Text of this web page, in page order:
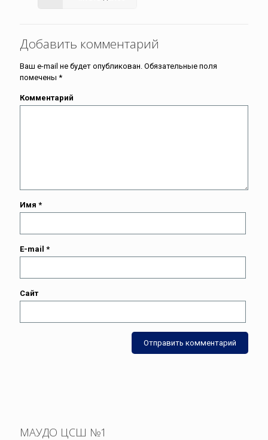
Добавить комментарий
Ваш e-mail не будет опубликован. Обязательные поля
помечены *
Комментарий
Имя *
E-mail *
Сайт
МАУДО ЦСШ №1